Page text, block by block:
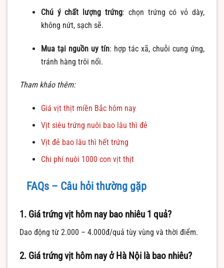
Chú ý chất lượng trứng: chọn trứng có vỏ dày,
không nứt, sạch sẽ.
Mua tại nguồn uy tín: hợp tác xã, chuỗi cung ứng,
tránh hàng trôi nổi.
Tham khảo thêm:
Giá vịt thịt miền Bắc hôm nay
Vịt siêu trứng nuôi bao lâu thì đẻ
Vịt đẻ bao lâu thì hết trứng
Chi phí nuôi 1000 con vịt thịt
FAQs – Câu hỏi thường gặp
1. Giá trứng vịt hôm nay bao nhiêu 1 quả?
Dao động từ 2.000 – 4.000đ/quả tùy vùng và thời điểm.
2. Giá trứng vịt hôm nay ở Hà Nội là bao nhiêu?